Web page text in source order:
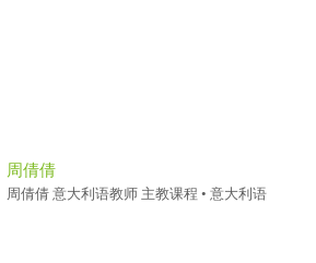
周倩倩
周倩倩 意大利语教师 主教课程 • 意大利语